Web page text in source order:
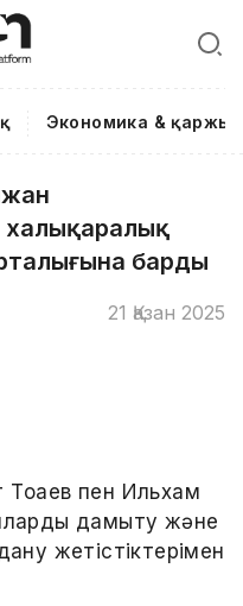
Экономика & қаржы
халықаралық
барды
21 Қазан 2025
пен Ильхам
дамыту және
жетістіктерімен